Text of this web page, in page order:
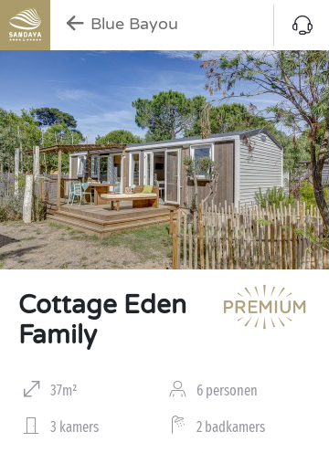
Blue Bayou
Cottage Eden
Family
37m² 6 personen
3 kamers 2 badkamers